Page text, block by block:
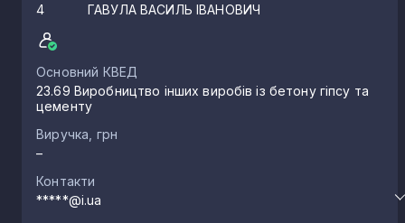
4 ГАВУЛА ВАСИЛЬ ІВАНОВИЧ
Основний КВЕД
23.69 Виробництво інших виробів із бетону гіпсу та
цементу
Виручка, грн
–
Контакти
*****@i.ua